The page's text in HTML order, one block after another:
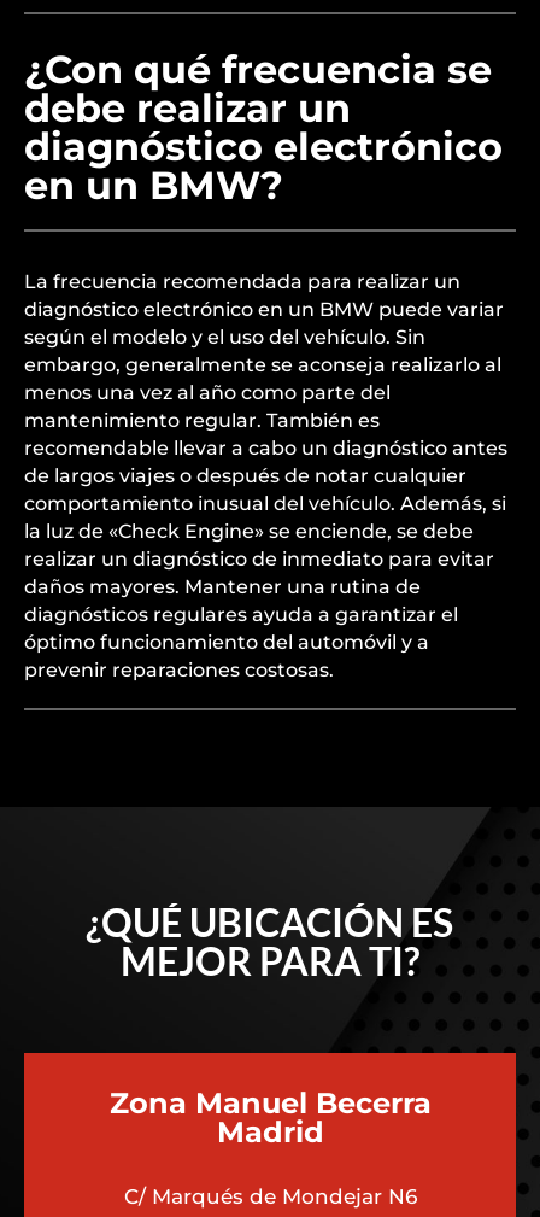
¿Con qué frecuencia se
debe realizar un
diagnóstico electrónico
en un BMW?
La frecuencia recomendada para realizar un
diagnóstico electrónico en un BMW puede variar
según el modelo y el uso del vehículo. Sin
embargo, generalmente se aconseja realizarlo al
menos una vez al año como parte del
mantenimiento regular. También es
recomendable llevar a cabo un diagnóstico antes
de largos viajes o después de notar cualquier
comportamiento inusual del vehículo. Además, si
la luz de «Check Engine» se enciende, se debe
realizar un diagnóstico de inmediato para evitar
daños mayores. Mantener una rutina de
diagnósticos regulares ayuda a garantizar el
óptimo funcionamiento del automóvil y a
prevenir reparaciones costosas.
¿QUÉ UBICACIÓN ES
MEJOR PARA TI?
Zona Manuel Becerra
Madrid
C/ Marqués de Mondejar N6